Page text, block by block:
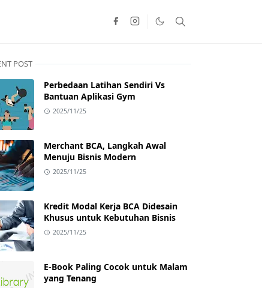
POST
Perbedaan Latihan Sendiri Vs
Bantuan Aplikasi Gym
2025/11/25
Merchant BCA, Langkah Awal
Menuju Bisnis Modern
2025/11/25
Kredit Modal Kerja BCA Didesain
Khusus untuk Kebutuhan Bisnis
2025/11/25
E-Book Paling Cocok untuk Malam
yang Tenang